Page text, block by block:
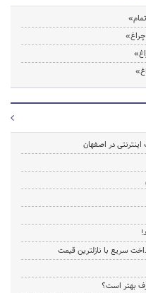
در اصفهان
سریع با نازلترین قیمت
بهتر است؟